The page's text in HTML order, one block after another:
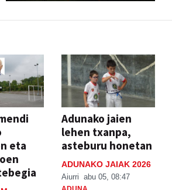
eta
Adunako jaien
lehen txanpa,
asteburu honetan
ADUNAKO JAIAK 2026
Aiurri abu 05, 08:47